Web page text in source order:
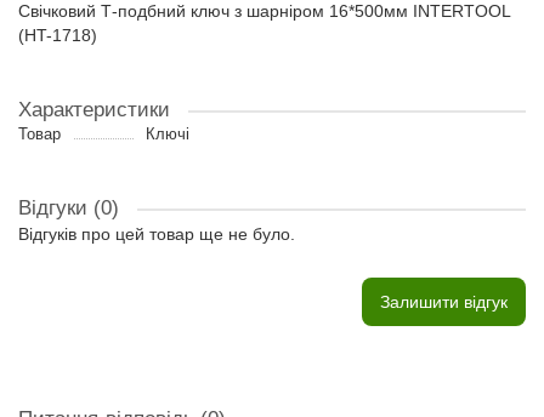
Свічковий Т-подбний ключ з шарніром 16*500мм INTERTOOL
(HT-1718)
Характеристики
Товар Ключі
Відгуки (0)
Відгуків про цей товар ще не було.
Залишити відгук